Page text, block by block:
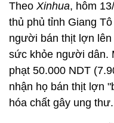
Theo Xinhua, hôm
thủ phủ tỉnh Giang
người bán thịt lợn
sức khỏe người dân.
phạt 50.000 NDT
nhận họ bán thịt lợn
hóa chất gây ung thư.